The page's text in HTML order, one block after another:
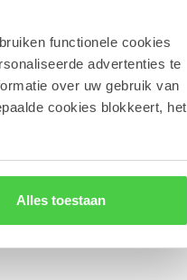
functionele cookies
advertenties te
over uw gebruik van
cookies blokkeert, het
Alles toestaan